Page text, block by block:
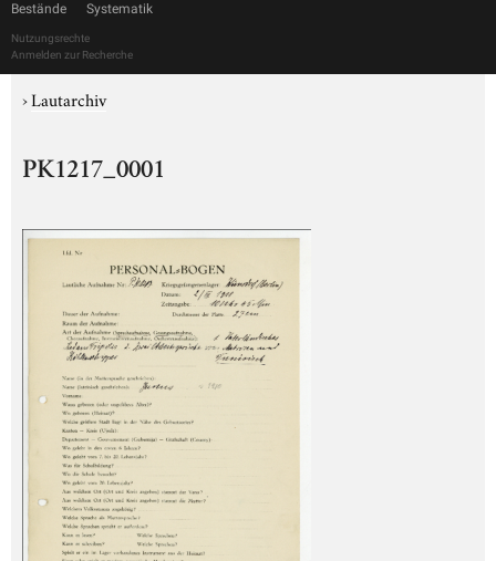
Bestände Systematik
Nutzungsrechte
Anmelden zur Recherche
›Lautarchiv
PK1217_0001